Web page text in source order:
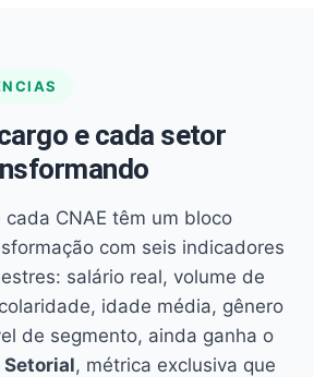
e cada setor
CNAE têm um bloco
com seis indicadores
salário real, volume de
idade média, gênero
de segmento, ainda ganha o
Setorial, métrica exclusiva que